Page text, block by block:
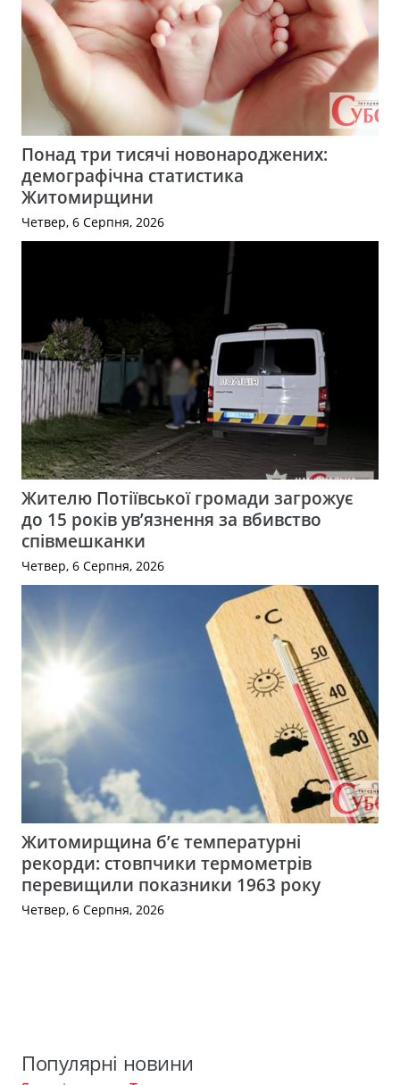
Понад три тисячі новонароджених:
демографічна статистика
Житомирщини
Четвер, 6 Серпня, 2026
Жителю Потіївської громади загрожує
до 15 років ув’язнення за вбивство
співмешканки
Четвер, 6 Серпня, 2026
Житомирщина б’є температурні
рекорди: стовпчики термометрів
перевищили показники 1963 року
Четвер, 6 Серпня, 2026
Популярні новини